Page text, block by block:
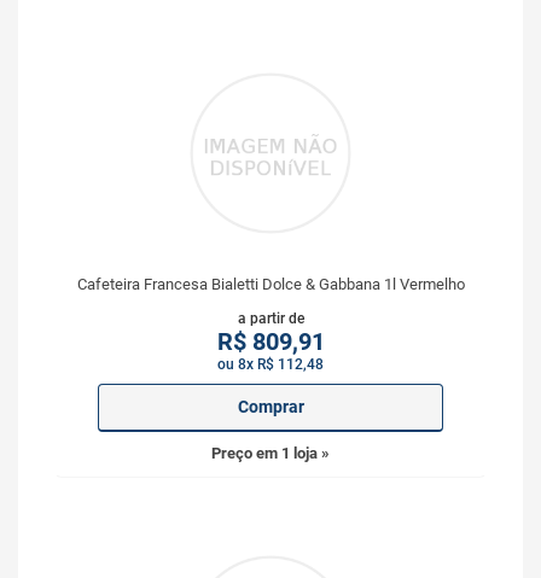
Cafeteira Francesa Bialetti Dolce & Gabbana 1l Vermelho
a partir de
R$809,91
ou 8x R$ 112,48
Comprar
Preço em 1 loja »